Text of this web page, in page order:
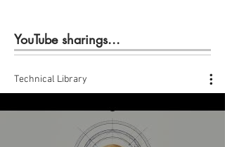
YouTube sharings...
Technical Library